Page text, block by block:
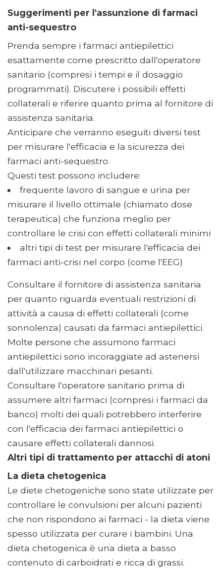
Suggerimenti per l'assunzione di farmaci
anti-sequestro
Prenda sempre i farmaci antiepilettici
esattamente come prescritto dall'operatore
sanitario (compresi i tempi e il dosaggio
programmati). Discutere i possibili effetti
collaterali e riferire quanto prima al fornitore di
assistenza sanitaria.
Anticipare che verranno eseguiti diversi test
per misurare l'efficacia e la sicurezza dei
farmaci anti-sequestro.
Questi test possono includere:
frequente lavoro di sangue e urina per
misurare il livello ottimale (chiamato dose
terapeutica) che funziona meglio per
controllare le crisi con effetti collaterali minimi
altri tipi di test per misurare l'efficacia dei
farmaci anti-crisi nel corpo (come l'EEG)
Consultare il fornitore di assistenza sanitaria
per quanto riguarda eventuali restrizioni di
attività a causa di effetti collaterali (come
sonnolenza) causati da farmaci antiepilettici.
Molte persone che assumono farmaci
antiepilettici sono incoraggiate ad astenersi
dall'utilizzare macchinari pesanti.
Consultare l'operatore sanitario prima di
assumere altri farmaci (compresi i farmaci da
banco) molti dei quali potrebbero interferire
con l'efficacia dei farmaci antiepilettici o
causare effetti collaterali dannosi.
Altri tipi di trattamento per attacchi di atoni
La dieta chetogenica
Le diete chetogeniche sono state utilizzate per
controllare le convulsioni per alcuni pazienti
che non rispondono ai farmaci - la dieta viene
spesso utilizzata per curare i bambini. Una
dieta chetogenica è una dieta a basso
contenuto di carboidrati e ricca di grassi.